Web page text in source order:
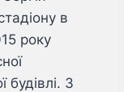
в
року
будівлі. З